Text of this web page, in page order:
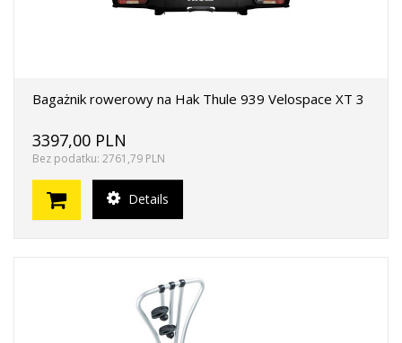
Bagażnik rowerowy na Hak Thule 939 Velospace XT 3
3397,00 PLN
Bez podatku: 2761,79 PLN
Details